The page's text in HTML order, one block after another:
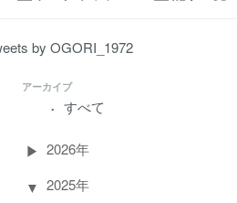
by OGORI_1972
アーカイブ
すべて
2026年
2025年